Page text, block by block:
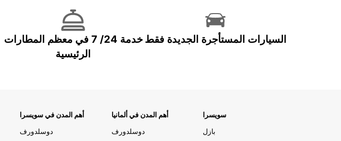
خدمة 24/ 7 في معظم المطارات
الرئيسية
السيارات المستأجرة الجديدة فقط
أهم المدن في سويسرا
دوسلدورف
أهم المدن في ألمانيا
دوسلدورف
سويسرا
بازل